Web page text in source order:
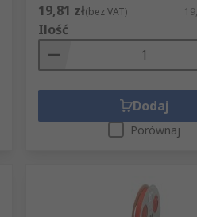
19,81 zł(bez VAT)
Ilość
Dodaj
Porównaj